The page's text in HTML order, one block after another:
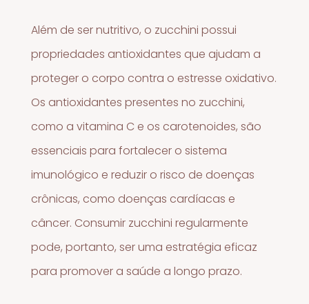
Além de ser nutritivo, o zucchini possui
propriedades antioxidantes que ajudam a
proteger o corpo contra o estresse oxidativo.
Os antioxidantes presentes no zucchini,
como a vitamina C e os carotenoides, são
essenciais para fortalecer o sistema
imunológico e reduzir o risco de doenças
crônicas, como doenças cardíacas e
câncer. Consumir zucchini regularmente
pode, portanto, ser uma estratégia eficaz
para promover a saúde a longo prazo.